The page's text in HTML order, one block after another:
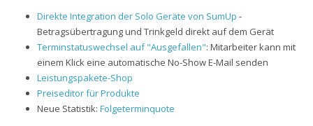
Direkte Integration der Solo Geräte von SumUp -
Betragsübertragung und Trinkgeld direkt auf dem Gerät
Terminstatuswechsel auf "Ausgefallen": Mitarbeiter kann mit
einem Klick eine automatische No-Show E-Mail senden
Leistungspakete-Shop
Preiseditor für Produkte
Neue Statistik: Folgeterminquote